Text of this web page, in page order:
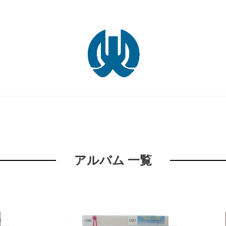
アルバム 一覧